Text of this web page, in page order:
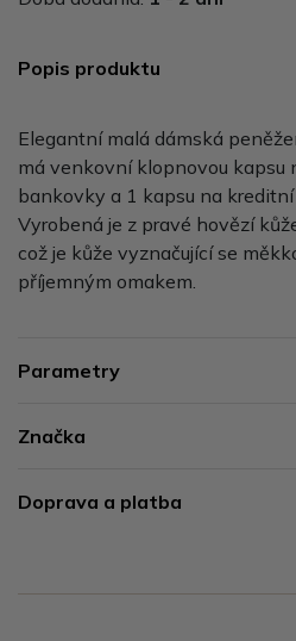
Popis produktu
Elegantní malá dámská
má venkovní klopnovou kapsu
bankovky a 1 kapsu na kreditní
Vyrobená je z pravé hovězí
což je kůže vyznačující se
příjemným omakem.
Parametry
Značka
Doprava a platba